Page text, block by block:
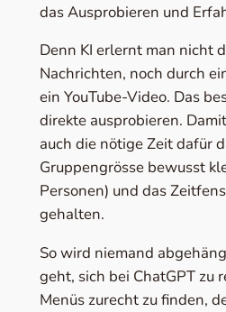
das Ausprobieren und
Denn KI erlernt man nicht
Nachrichten, noch durch
ein YouTube-Video. Das
direkte ausprobieren.
auch die nötige Zeit dafür
Gruppengrösse bewusst
Personen) und das
gehalten.
So wird niemand
geht, sich bei ChatGPT zu
Menüs zurecht zu finden,